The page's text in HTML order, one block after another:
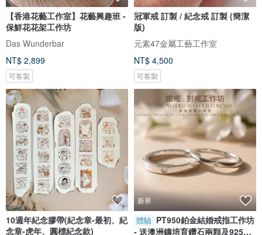
【香港花藝工作室】花藝興趣班 -
保鮮花花架工作坊
Das Wunderbar
NT$ 2,899
可客製
冠軍戒 訂製 / 紀念戒 訂製 (簡潔
版)
元素47金屬工藝工作室
NT$ 4,500
可客製
10週年紀念膠帶(紀念章-最初、紀
念章-虎年、圓標紀念款)
新界
體驗 PT950鉑金結婚戒指工作坊
- 送澳洲鑲培育鑽石兩顆及925銀